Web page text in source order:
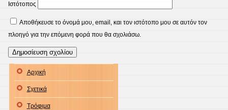
Ιστότοπος
Αποθήκευσε το όνομά μου, email, και τον ιστότοπο μου σε αυτόν τον
πλοηγό για την επόμενη φορά που θα σχολιάσω.
Αρχική
Σχετικά
Τρόφιμα